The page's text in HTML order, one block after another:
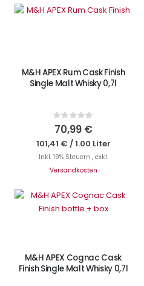
IN DEN WARENKORB
M&H APEX Rum Cask Finish
Single Malt Whisky 0,7l
Rating:
0%
70,99 €
101,41 € /1.00 Liter
Inkl. 19% Steuern , exkl.
Versandkosten
Nicht auf Lager
M&H APEX Cognac Cask
Finish Single Malt Whisky 0,7l